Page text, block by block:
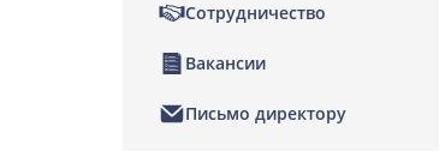
Сотрудничество
Вакансии
Письмо директору